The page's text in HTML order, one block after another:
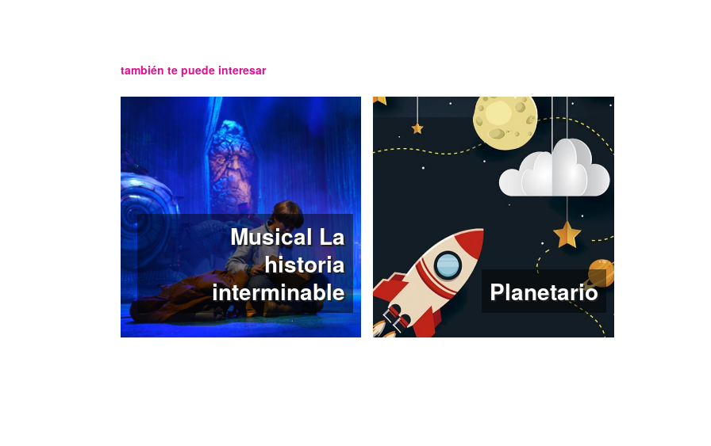
también te puede interesar
Musical La
historia
interminable
Planetario